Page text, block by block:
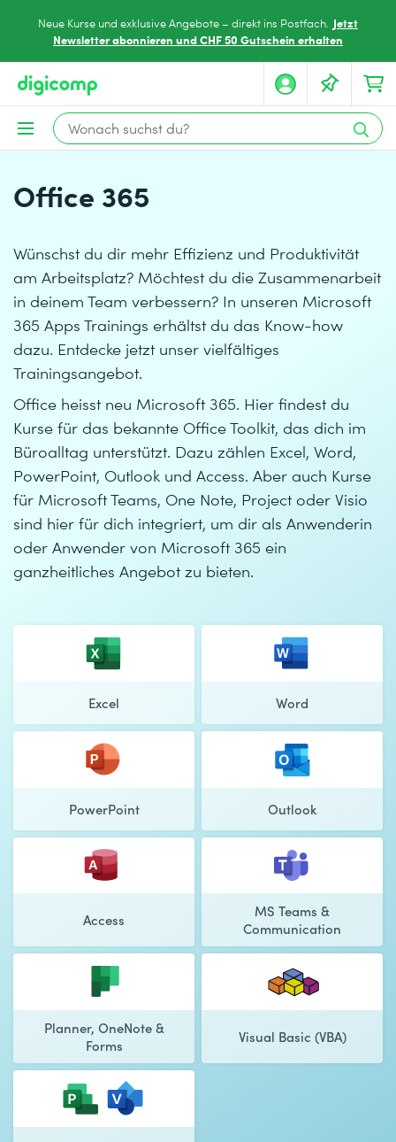
Neue Kurse und exklusive Angebote – direkt ins Postfach. Jetzt
Newsletter abonnieren und CHF 50 Gutschein erhalten
Office 365
Wünschst du dir mehr Effizienz und Produktivität
am Arbeitsplatz? Möchtest du die Zusammenarbeit
in deinem Team verbessern? In unseren Microsoft
365 Apps Trainings erhältst du das Know-how
dazu. Entdecke jetzt unser vielfältiges
Trainingsangebot.
Office heisst neu Microsoft 365. Hier findest du
Kurse für das bekannte Office Toolkit, das dich im
Büroalltag unterstützt. Dazu zählen Excel, Word,
PowerPoint, Outlook und Access. Aber auch Kurse
für Microsoft Teams, One Note, Project oder Visio
sind hier für dich integriert, um dir als Anwenderin
oder Anwender von Microsoft 365 ein
ganzheitliches Angebot zu bieten.
Excel Word
PowerPoint Outlook
Access
MS Teams &
Communication
Planner, OneNote &
Forms
Visual Basic (VBA)